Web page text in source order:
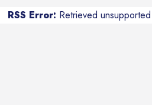
RSS Error: Retrieved